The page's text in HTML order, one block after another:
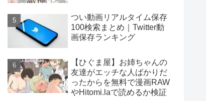
つい動画リアルタイム保存
100検索まとめ｜Twitter動
画保存ランキング
【ひぐま屋】お姉ちゃんの
友達がエッチな人ばかりだ
ったからを無料で漫画RAW
やHitomi.laで読めるか検証